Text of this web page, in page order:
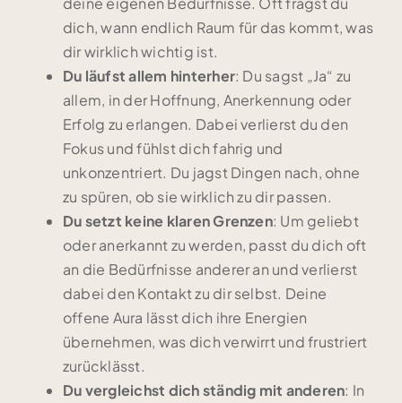
dich, wann endlich Raum für das kommt, was
dir wirklich wichtig ist.
Du läufst allem hinterher: Du sagst „Ja“ zu
allem, in der Hoffnung, Anerkennung oder
Erfolg zu erlangen. Dabei verlierst du den
Fokus und fühlst dich fahrig und
unkonzentriert. Du jagst Dingen nach, ohne
zu spüren, ob sie wirklich zu dir passen.
Du setzt keine klaren Grenzen: Um geliebt
oder anerkannt zu werden, passt du dich oft
an die Bedürfnisse anderer an und verlierst
dabei den Kontakt zu dir selbst. Deine
offene Aura lässt dich ihre Energien
übernehmen, was dich verwirrt und frustriert
zurücklässt.
Du vergleichst dich ständig mit anderen: In